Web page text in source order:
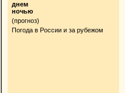
днем
ночью
(прогноз)
Погода в России и за рубежом